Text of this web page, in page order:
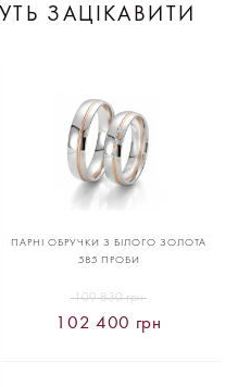
ЗАЦІКАВИТИ
ПАРНІ ОБРУЧКИ З БІЛОГО ЗОЛОТА
585 ПРОБИ
102 400 грн
109 830 грн